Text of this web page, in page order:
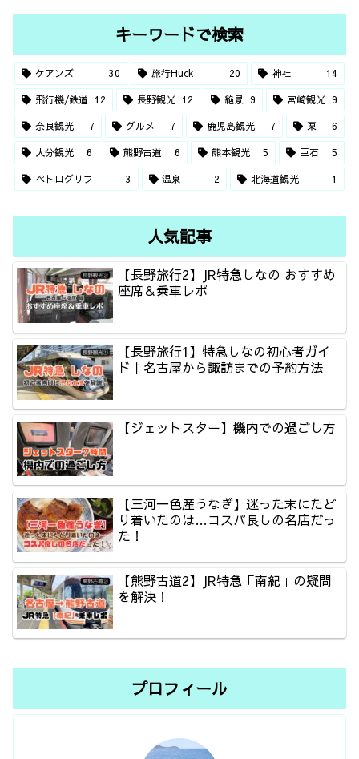
キーワードで検索
ケアンズ 30 旅行Huck 20 神社 14
飛行機/鉄道 12 長野観光 12 絶景 9 宮崎観光 9
奈良観光 7 グルメ 7 鹿児島観光 7 栗 6
大分観光 6 熊野古道 6 熊本観光 5 巨石 5
ペトログリフ 3 温泉 2 北海道観光 1
人気記事
【長野旅行2】JR特急しなの おすすめ
座席＆乗車レポ
【長野旅行1】特急しなの初心者ガイ
ド｜名古屋から諏訪までの予約方法
【ジェットスター】機内での過ごし方
【三河一色産うなぎ】迷った末にたど
り着いたのは…コスパ良しの名店だっ
た！
【熊野古道2】JR特急「南紀」の疑問
を解決！
プロフィール